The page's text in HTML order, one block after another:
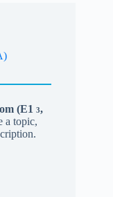
(E1 3,
a topic,